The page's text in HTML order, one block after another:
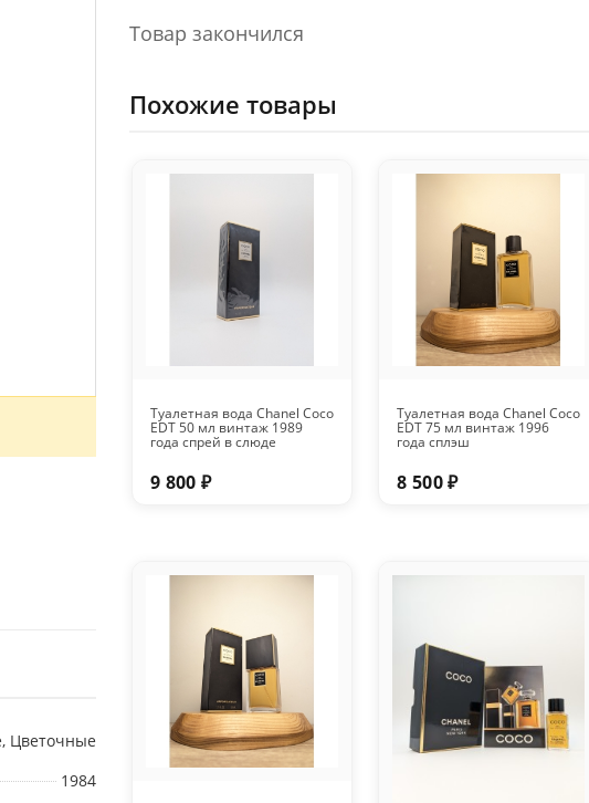
Цветочные
1984
Товар закончился
Похожие товары
Туалетная вода Chanel Coco
EDT 50 мл винтаж 1989
года спрей в слюде
9 800 ₽
Туалетная вода Chanel Coco
EDT 75 мл винтаж 1996
года сплэш
8 500 ₽